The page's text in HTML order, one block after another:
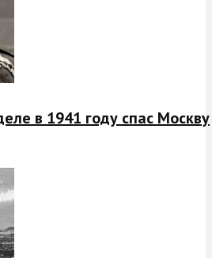
в 1941 году спас Москву